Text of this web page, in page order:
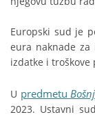
Europski sud je
eura naknade
izdatke i troškove
U predmetu
2023. Ustavni